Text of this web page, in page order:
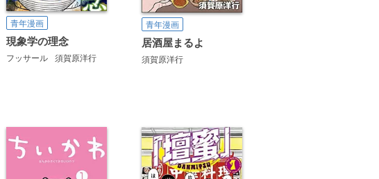
青年漫画
現象学の理念
フッサール 須賀原洋行
青年漫画
居酒屋まるよ
須賀原洋行